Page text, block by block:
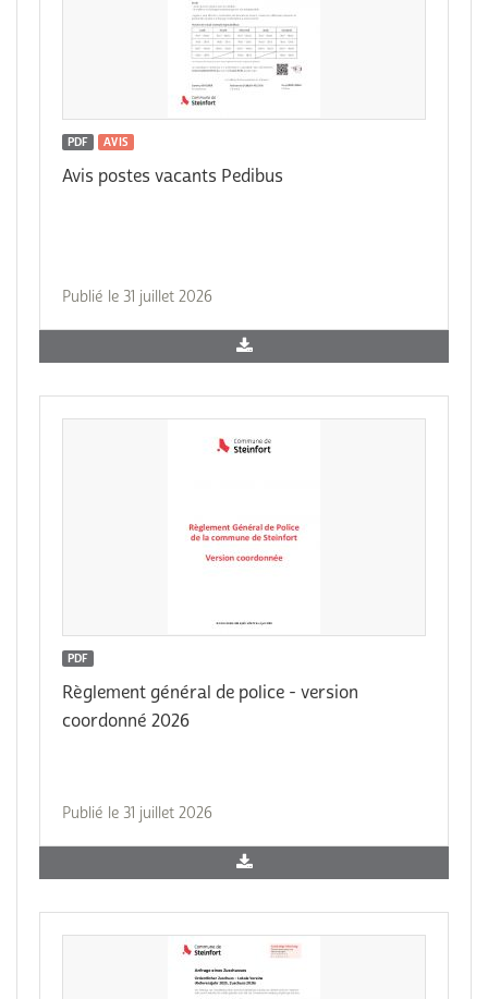
PDF AVIS
Avis postes vacants Pedibus
Publié le 31 juillet 2026
PDF
Règlement général de police - version
coordonné 2026
Publié le 31 juillet 2026